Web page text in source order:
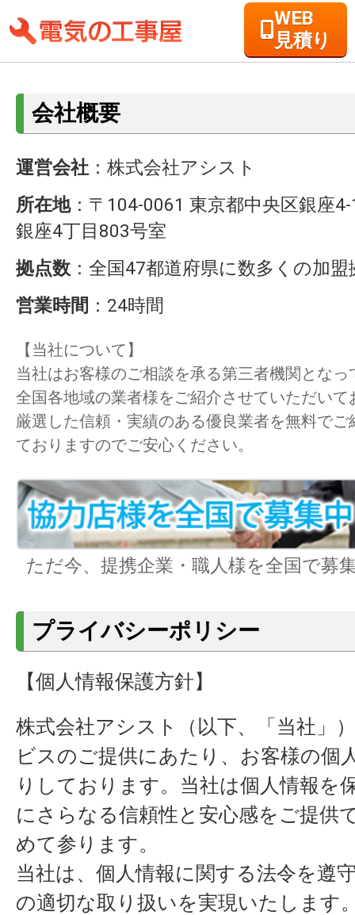
WEB
見積り
会社概要
運営会社 ：株式会社アシスト
所在地：〒104-0061 東京都中央区銀座
銀座4丁目803号室
拠点数 ：全国47都道府県に数多くの加
営業時間 ：24時間
【当社について】
当社はお客様のご相談を承る第三者機関となっ
全国各地域の業者様をご紹介させていただいて
厳選した信頼・実績のある優良業者を無料で
ておりますのでご安心ください。
ただ今、提携企業・職人様を全国で募
プライバシーポリシー
【個人情報保護方針】
株式会社アシスト（以下、「当社」
ビスのご提供にあたり、お客様の個
りしております。当社は個人情報を
にさらなる信頼性と安心感をご提供
めて参ります。
当社は、個人情報に関する法令を遵
の適切な取り扱いを実現いたします